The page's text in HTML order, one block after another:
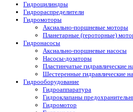
Гидроцилиндры
Гидрораспределители
Гидромоторы
Аксиально-поршневые моторы
Планетарные (героторные)
Гидронасосы
Аксиально-поршневые насосы
Насосы-дозаторы
Пластинчатые гидравлические
Шестеренные гидравлические
Гидрооборудование
Гидроаппаратура
Гидроклапаны
Гидромотор